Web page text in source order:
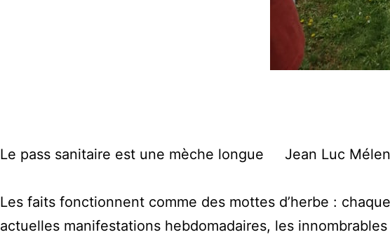
Le pass sanitaire est une mèche longue Jean Luc
Les faits fonctionnent comme des mottes d’herbe :
actuelles manifestations hebdomadaires, les